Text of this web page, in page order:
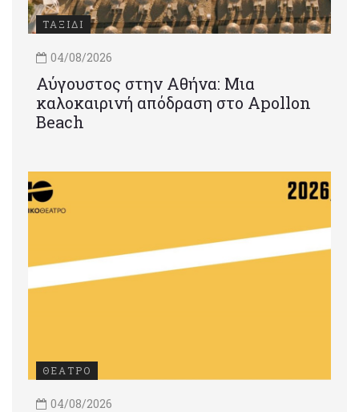
ΤΑΞΙΔΙ
04/08/2026
Αύγουστος στην Αθήνα: Μια
καλοκαιρινή απόδραση στο Apollon
Beach
ΘΕΑΤΡΟ
04/08/2026